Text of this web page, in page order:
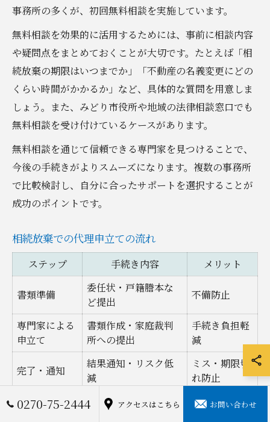
事務所の多くが、初回無料相談を実施しています。
無料相談を効果的に活用するためには、事前に相談内容
や疑問点をまとめておくことが大切です。たとえば「相
続放棄の期限はいつまでか」「不動産の名義変更にどの
くらい時間がかかるか」など、具体的な質問を用意しま
しょう。また、みどり市役所や地域の法律相談窓口でも
無料相談を受け付けているケースがあります。
無料相談を通じて信頼できる専門家を見つけることで、
今後の手続きがよりスムーズになります。複数の事務所
で比較検討し、自分に合ったサポートを選択することが
成功のポイントです。
相続放棄での代理申立ての流れ
ステップ 手続き内容 メリット
書類準備
委任状・戸籍謄本な
ど提出
不備防止
専門家による
申立て
書類作成・家庭裁判
所への提出
手続き負担軽
減
完了・通知
結果通知・リスク低
減
ミス・期限切
れ防止
相続放棄を代理人に依頼する場合、群馬県みどり市では
0270-75-2444 アクセスはこちら お問い合わせ